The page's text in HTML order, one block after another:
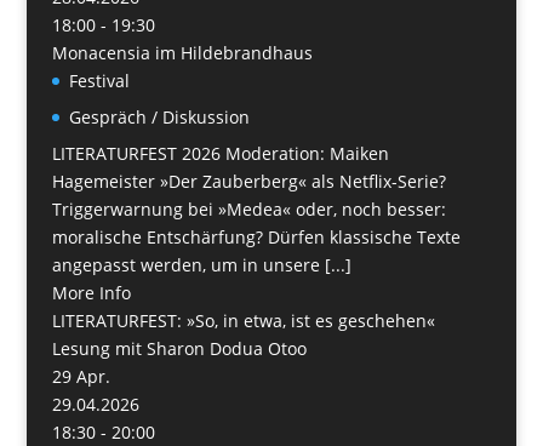
18:00 - 19:30
Monacensia im Hildebrandhaus
Festival
Gespräch / Diskussion
LITERATURFEST 2026 Moderation: Maiken
Hagemeister »Der Zauberberg« als Netflix-Serie?
Triggerwarnung bei »Medea« oder, noch besser:
moralische Entschärfung? Dürfen klassische Texte
angepasst werden, um in unsere [...]
More Info
LITERATURFEST: »So, in etwa, ist es geschehen«
Lesung mit Sharon Dodua Otoo
29 Apr.
29.04.2026
18:30 - 20:00